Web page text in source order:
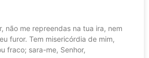
não me repreendas na tua ira, nem
furor. Tem misericórdia de mim,
fraco; sara-me, Senhor,